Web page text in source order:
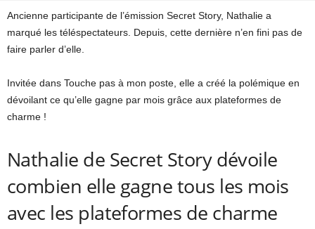
Ancienne participante de l’émission Secret Story, Nathalie a
marqué les téléspectateurs. Depuis, cette dernière n’en fini pas de
faire parler d’elle.
Invitée dans Touche pas à mon poste, elle a créé la polémique en
dévoilant ce qu’elle gagne par mois grâce aux plateformes de
charme !
Nathalie de Secret Story dévoile
combien elle gagne tous les mois
avec les plateformes de charme